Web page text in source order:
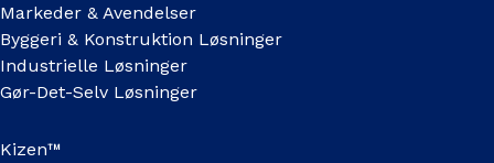
Markeder & Avendelser
Byggeri & Konstruktion Løsninger
Industrielle Løsninger
Gør-Det-Selv Løsninger
Kizen™